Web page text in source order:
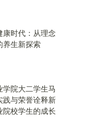
康时代：从理念
养生新探索
学院大二学生马
践与荣誉诠释新
院校学生的成长